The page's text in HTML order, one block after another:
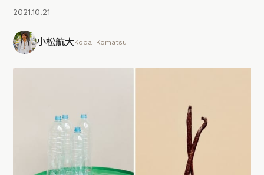
2021.10.21
小松航大Kodai Komatsu